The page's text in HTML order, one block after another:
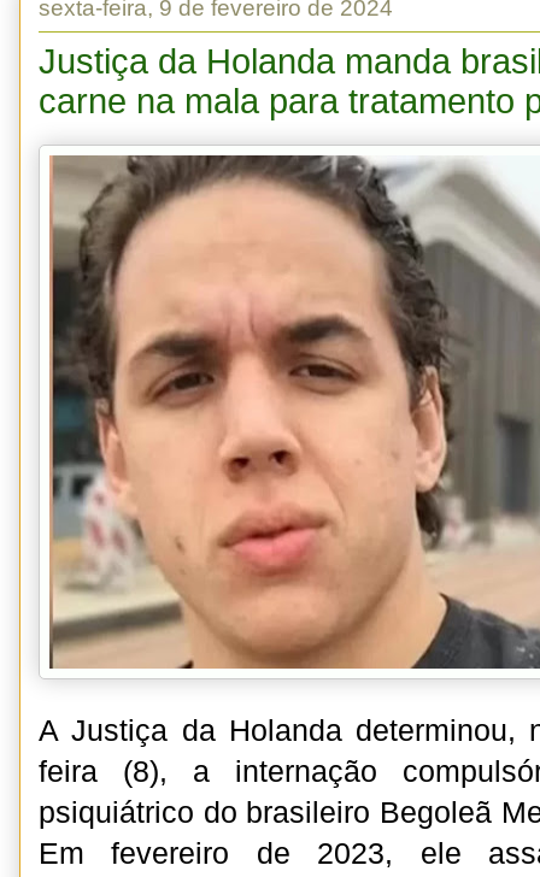
sexta-feira, 9 de fevereiro de 2024
Justiça da Holanda manda
carne na mala para tratamento
A Justiça da Holanda determinou,
feira (8), a internação
psiquiátrico do brasileiro Begoleã
Em fevereiro de 2023, ele